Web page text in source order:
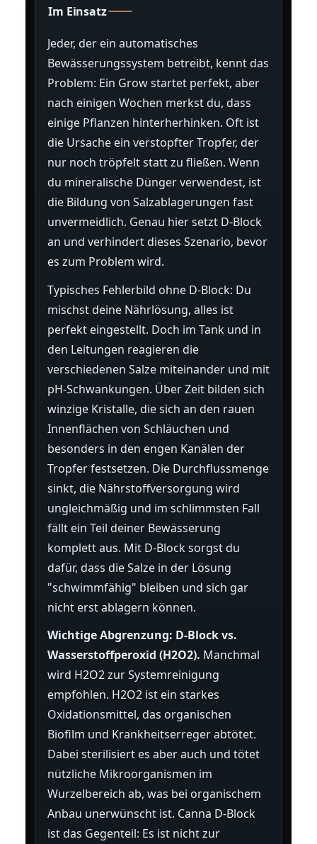
Im Einsatz
Jeder, der ein automatisches
Bewässerungssystem betreibt, kennt das
Problem: Ein Grow startet perfekt, aber
nach einigen Wochen merkst du, dass
einige Pflanzen hinterherhinken. Oft ist
die Ursache ein verstopfter Tropfer, der
nur noch tröpfelt statt zu fließen. Wenn
du mineralische Dünger verwendest, ist
die Bildung von Salzablagerungen fast
unvermeidlich. Genau hier setzt D-Block
an und verhindert dieses Szenario, bevor
es zum Problem wird.
Typisches Fehlerbild ohne D-Block: Du
mischst deine Nährlösung, alles ist
perfekt eingestellt. Doch im Tank und in
den Leitungen reagieren die
verschiedenen Salze miteinander und mit
pH-Schwankungen. Über Zeit bilden sich
winzige Kristalle, die sich an den rauen
Innenflächen von Schläuchen und
besonders in den engen Kanälen der
Tropfer festsetzen. Die Durchflussmenge
sinkt, die Nährstoffversorgung wird
ungleichmäßig und im schlimmsten Fall
fällt ein Teil deiner Bewässerung
komplett aus. Mit D-Block sorgst du
dafür, dass die Salze in der Lösung
"schwimmfähig" bleiben und sich gar
nicht erst ablagern können.
Wichtige Abgrenzung: D-Block vs.
Wasserstoffperoxid (H2O2). Manchmal
wird H2O2 zur Systemreinigung
empfohlen. H2O2 ist ein starkes
Oxidationsmittel, das organischen
Biofilm und Krankheitserreger abtötet.
Dabei sterilisiert es aber auch und tötet
nützliche Mikroorganismen im
Wurzelbereich ab, was bei organischem
Anbau unerwünscht ist. Canna D-Block
ist das Gegenteil: Es ist nicht zur